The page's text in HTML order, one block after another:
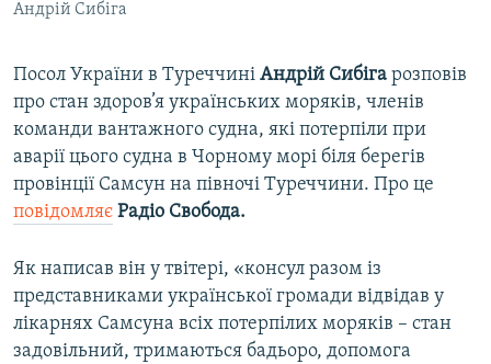
ІНФОГРАФІКА
ДОЛУЧАЙСЯ!
Усі сайти RFE/RL
Андрій Сибіга
Посол України в Туреччині Андрій Сибіга розповів
про стан здоров’я українських моряків, членів
команди вантажного судна, які потерпіли при
аварії цього судна в Чорному морі біля берегів
провінції Самсун на півночі Туреччини. Про це
повідомляє Радіо Свобода.
Як написав він у твітері, «консул разом із
представниками української громади відвідав у
лікарнях Самсуна всіх потерпілих моряків – стан
задовільний, тримаються бадьоро, допомога